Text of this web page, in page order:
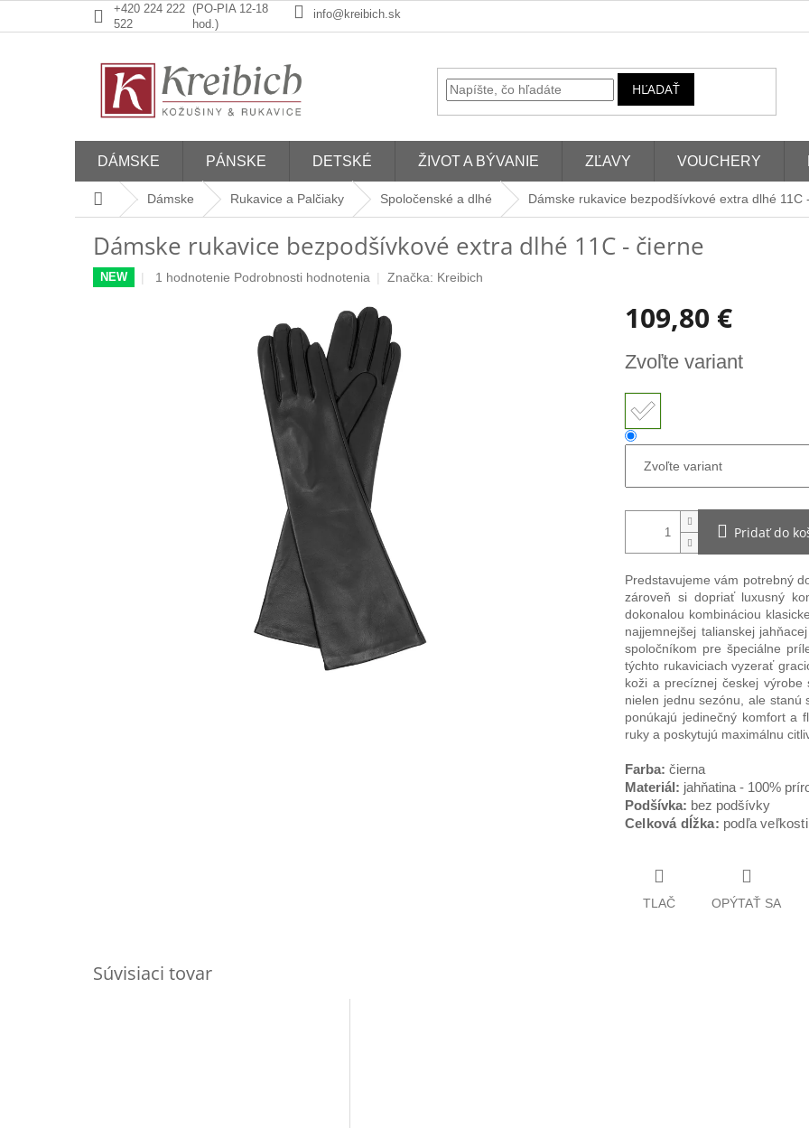
+420 224 222
522
(PO-PIA 12-18
hod.)
info@kreibich.sk
HĽADAŤ
DÁMSKE PÁNSKE DETSKÉ ŽIVOT A BÝVANIE ZĽAVY VOUCHERY
DomovDámske Rukavice a Palčiaky Spoločenské a dlhé Dámske rukavice bezpodšívkové extra dlhé 11C
Dámske rukavice bezpodšívkové extra dlhé 11C - čierne
NEW
Priemerné
1 hodnotenie Podrobnosti hodnotenia Značka: Kreibich
109,80 €
cena:
Zvoľte variant
Pridať do
Predstavujeme vám potrebný
zároveň si dopriať luxusný
dokonalou kombináciou
najjemnejšej talianskej
spoločníkom pre špeciálne
týchto rukaviciach vyzerať
koži a precíznej českej
nielen jednu sezónu, ale stanú
ponúkajú jedinečný komfort a
ruky a poskytujú maximálnu
Farba: čierna
Materiál: jahňatina - 100%
Podšívka: bez podšívky
Celková dĺžka: podľa
TLAČ OPÝTAŤ SA
Súvisiaci tovar